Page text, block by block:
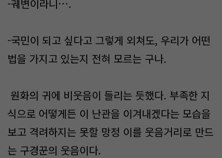
-궤변이라니….
-국민이 되고 싶다고 그렇게 외쳐도, 우리가 어떤
법을 가지고 있는지 전혀 모르는 구나.
원화의 귀에 비웃음이 들리는 듯했다. 부족한 지
식으로 어떻게든 이 난관을 이겨내겠다는 모습을
보고 격려하지는 못할 망정 이를 웃음거리로 만드
는 구경꾼의 웃음이다.